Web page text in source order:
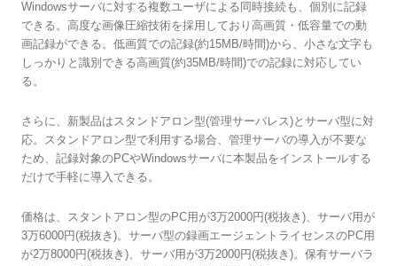
Windowsサーバに対する複数ユーザによる同時接続も、個別に記録
できる。高度な画像圧縮技術を採用しており高画質・低容量での動
画記録ができる。低画質での記録(約15MB/時間)から、小さな文字も
しっかりと識別できる高画質(約35MB/時間)での記録に対応してい
る。
さらに、新製品はスタンドアロン型(管理サーバレス)とサーバ型に対
応。スタンドアロン型で利用する場合、管理サーバの導入が不要な
ため、記録対象のPCやWindowsサーバに本製品をインストールする
だけで手軽に導入できる。
価格は、スタントアロン型のPC用が3万2000円(税抜き)、サーバ用が
3万6000円(税抜き)。サーバ型の録画エージェントライセンスのPC用
が2万8000円(税抜き)、サーバ用が3万2000円(税抜き)。保有サーバラ